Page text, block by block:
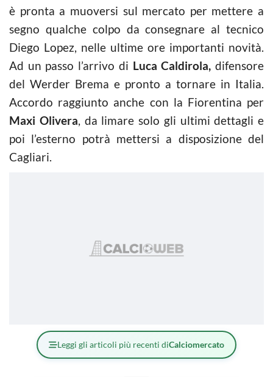
è pronta a muoversi sul mercato per mettere a
segno qualche colpo da consegnare al tecnico
Diego Lopez, nelle ultime ore importanti novità.
Ad un passo l’arrivo di Luca Caldirola, difensore
del Werder Brema e pronto a tornare in Italia.
Accordo raggiunto anche con la Fiorentina per
Maxi Olivera, da limare solo gli ultimi dettagli e
poi l’esterno potrà mettersi a disposizione del
Cagliari.
Leggi gli articoli più recenti diCalciomercato